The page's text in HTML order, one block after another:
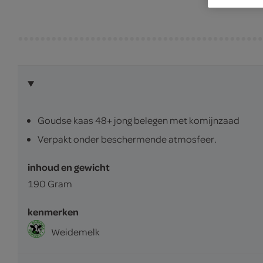
Goudse kaas 48+ jong belegen met komijnzaad
Verpakt onder beschermende atmosfeer.
inhoud en gewicht
190 Gram
kenmerken
Weidemelk